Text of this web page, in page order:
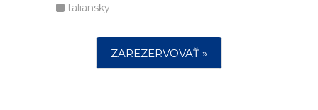
taliansky
ZAREZERVOVAŤ »